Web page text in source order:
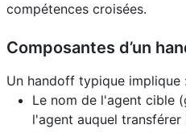
compétences croisées.
Composantes d’un
Un handoff typique implique
Le nom de l'agent cible
l'agent auquel transférer